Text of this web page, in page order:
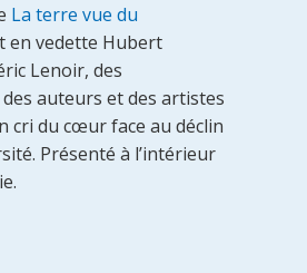
La terre vue du
en vedette Hubert
Lenoir, des
auteurs et des artistes
cri du cœur face au déclin
Présenté à l’intérieur